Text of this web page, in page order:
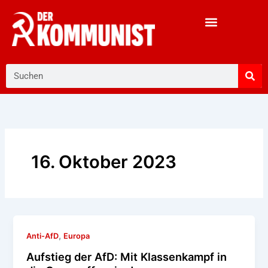
Inhalt
springen
16. Oktober 2023
Anti-AfD, Europa
Aufstieg der AfD: Mit Klassenkampf in